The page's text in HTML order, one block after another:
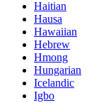
Haitian
Hausa
Hawaiian
Hebrew
Hmong
Hungarian
Icelandic
Igbo